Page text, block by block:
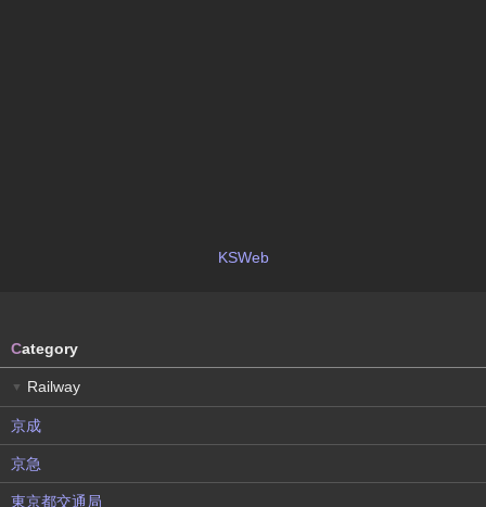
KSWeb
Category
▼ Railway
京成
京急
東京都交通局